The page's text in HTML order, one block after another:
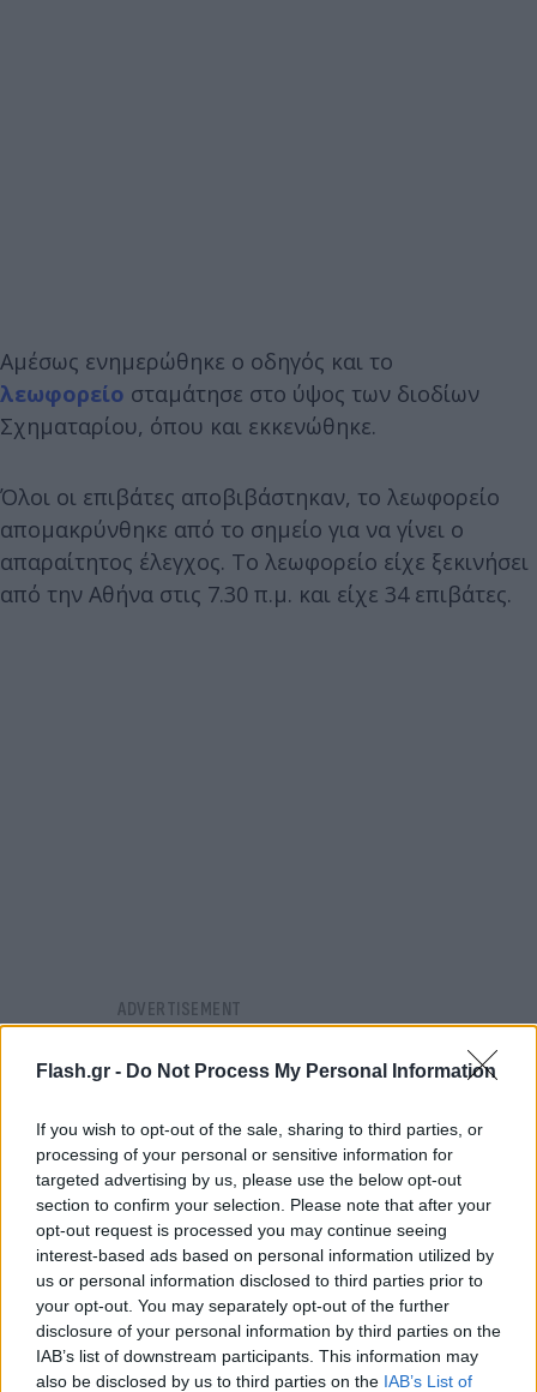
Flash.gr - Do Not Process My Personal Information
If you wish to opt-out of the sale, sharing to third parties, or
processing of your personal or sensitive information for
targeted advertising by us, please use the below opt-out
section to confirm your selection. Please note that after your
opt-out request is processed you may continue seeing
interest-based ads based on personal information utilized by
us or personal information disclosed to third parties prior to
your opt-out. You may separately opt-out of the further
disclosure of your personal information by third parties on the
IAB’s list of downstream participants. This information may
also be disclosed by us to third parties on the IAB’s List of
Αμέσως ενημερώθηκε ο οδηγός και το
λεωφορείο σταμάτησε στο ύψος των διοδίων
Σχηματαρίου, όπου και εκκενώθηκε.
Όλοι οι επιβάτες αποβιβάστηκαν, το λεωφορείο
απομακρύνθηκε από το σημείο για να γίνει ο
απαραίτητος έλεγχος. Το λεωφορείο είχε ξεκινήσει
από την Αθήνα στις 7.30 π.μ. και είχε 34 επιβάτες.